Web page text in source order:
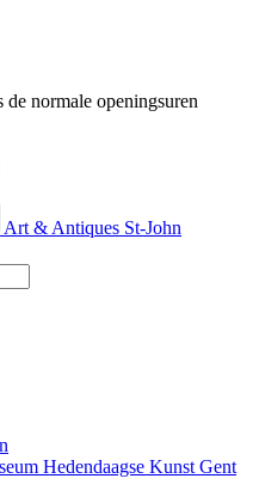
normale openingsuren
Art & Antiques St-John
Hedendaagse Kunst Gent